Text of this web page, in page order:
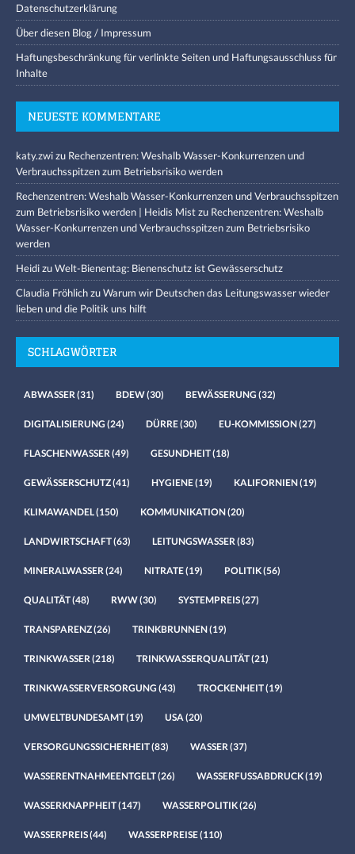
Datenschutzerklärung
Über diesen Blog / Impressum
Haftungsbeschränkung für verlinkte Seiten und Haftungsausschluss für
Inhalte
NEUESTE KOMMENTARE
katy.zwizu Rechenzentren: Weshalb Wasser-Konkurrenzen und
Verbrauchsspitzen zum Betriebsrisiko werden
Rechenzentren: Weshalb Wasser-Konkurrenzen und Verbrauchsspitzen
zum Betriebsrisiko werden | Heidis Mistzu Rechenzentren: Weshalb
Wasser-Konkurrenzen und Verbrauchsspitzen zum Betriebsrisiko
werden
HeidizuWelt-Bienentag: Bienenschutz ist Gewässerschutz
Claudia FröhlichzuWarum wir Deutschen das Leitungswasser wieder
lieben und die Politik uns hilft
SCHLAGWÖRTER
ABWASSER (31) BDEW(30) BEWÄSSERUNG (32)
DIGITALISIERUNG (24) DÜRRE(30) EU-KOMMISSION(27)
FLASCHENWASSER (49) GESUNDHEIT(18)
GEWÄSSERSCHUTZ(41) HYGIENE(19) KALIFORNIEN(19)
KLIMAWANDEL(150) KOMMUNIKATION(20)
LANDWIRTSCHAFT(63) LEITUNGSWASSER (83)
MINERALWASSER (24) NITRATE(19) POLITIK(56)
QUALITÄT(48) RWW(30) SYSTEMPREIS(27)
TRANSPARENZ(26) TRINKBRUNNEN(19)
TRINKWASSER (218) TRINKWASSERQUALITÄT(21)
TRINKWASSERVERSORGUNG (43) TROCKENHEIT(19)
UMWELTBUNDESAMT(19) USA (20)
VERSORGUNGSSICHERHEIT(83) WASSER (37)
WASSERENTNAHMEENTGELT(26) WASSERFUSSABDRUCK(19)
WASSERKNAPPHEIT(147) WASSERPOLITIK(26)
WASSERPREIS(44) WASSERPREISE(110)